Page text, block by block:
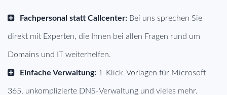
Fachpersonal statt Callcenter: Bei uns sprechen Sie
direkt mit Experten, die Ihnen bei allen Fragen rund um
Domains und IT weiterhelfen.
Einfache Verwaltung: 1-Klick-Vorlagen für Microsoft
365, unkomplizierte DNS-Verwaltung und vieles mehr.